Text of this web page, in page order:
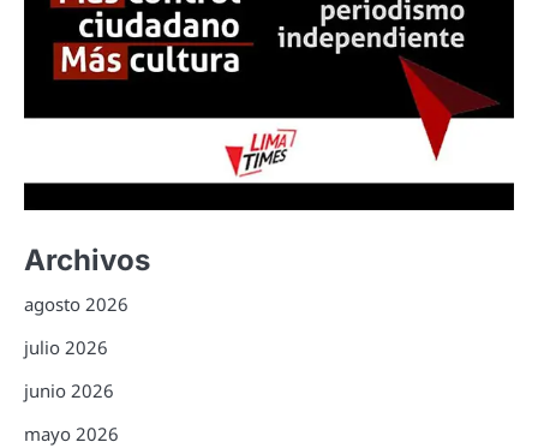
Archivos
agosto 2026
julio 2026
junio 2026
mayo 2026